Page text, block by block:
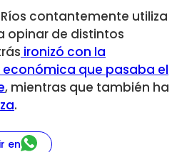
contantemente utiliza
opinar de distintos
ironizó con la
que pasaba el
, mientras que también ha
.
en